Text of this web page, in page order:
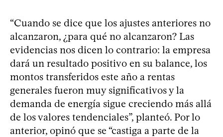
“Cuando se dice que los ajustes anteriores no
alcanzaron, ¿para qué no alcanzaron? Las
evidencias nos dicen lo contrario: la empresa
dará un resultado positivo en su balance, los
montos transferidos este año a rentas
generales fueron muy significativos y la
demanda de energía sigue creciendo más allá
de los valores tendenciales”, planteó. Por lo
anterior, opinó que se “castiga a parte de la